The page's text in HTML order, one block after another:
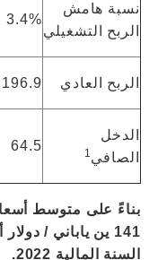
نسبة هامش
الربح التشغيلي
3.4%
الربح العادي 196.9
الدخل
الصافي1
64.5
بناءً على متوسط
السنة المالية 2022.